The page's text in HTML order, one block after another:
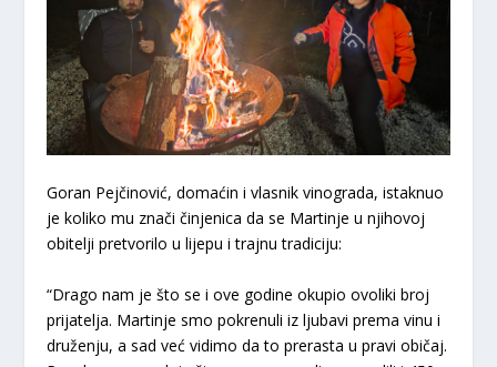
Goran Pejčinović, domaćin i vlasnik vinograda, istaknuo
je koliko mu znači činjenica da se Martinje u njihovoj
obitelji pretvorilo u lijepu i trajnu tradiciju:
“Drago nam je što se i ove godine okupio ovoliki broj
prijatelja. Martinje smo pokrenuli iz ljubavi prema vinu i
druženju, a sad već vidimo da to prerasta u pravi običaj.